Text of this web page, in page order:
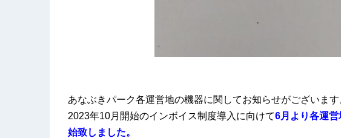
あなぶきパーク各運営地の機器に関してお知らせがございます
2023年10月開始のインボイス制度導入に向けて6月より各運
始致しました。